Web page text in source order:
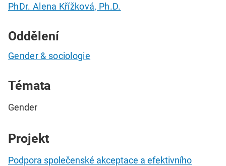
PhDr. Alena Křížková, Ph.D.
Oddělení
Gender & sociologie
Témata
Gender
Projekt
Podpora společenské akceptace a efektivního